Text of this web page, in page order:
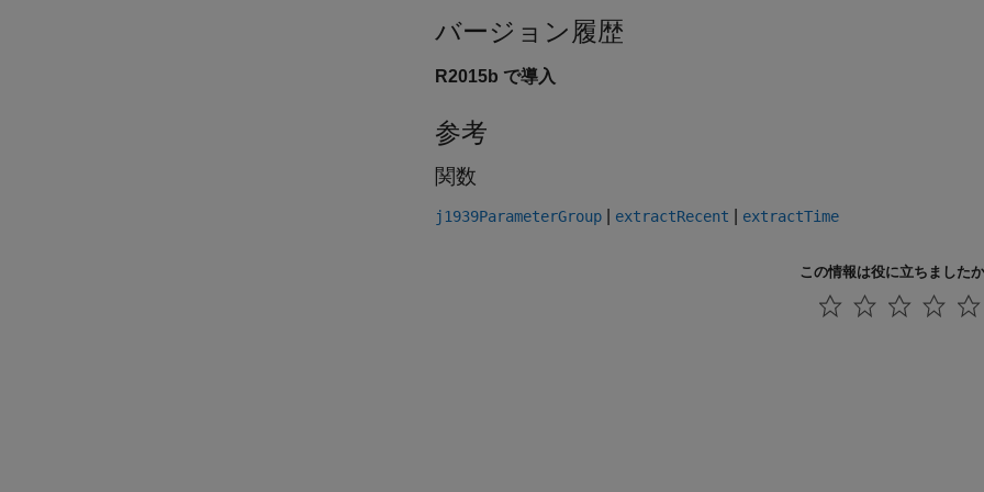
バージョン履歴
R2015b で導入
参考
関数
j1939ParameterGroup extractRecent extractTime
この情報は役に立ちました